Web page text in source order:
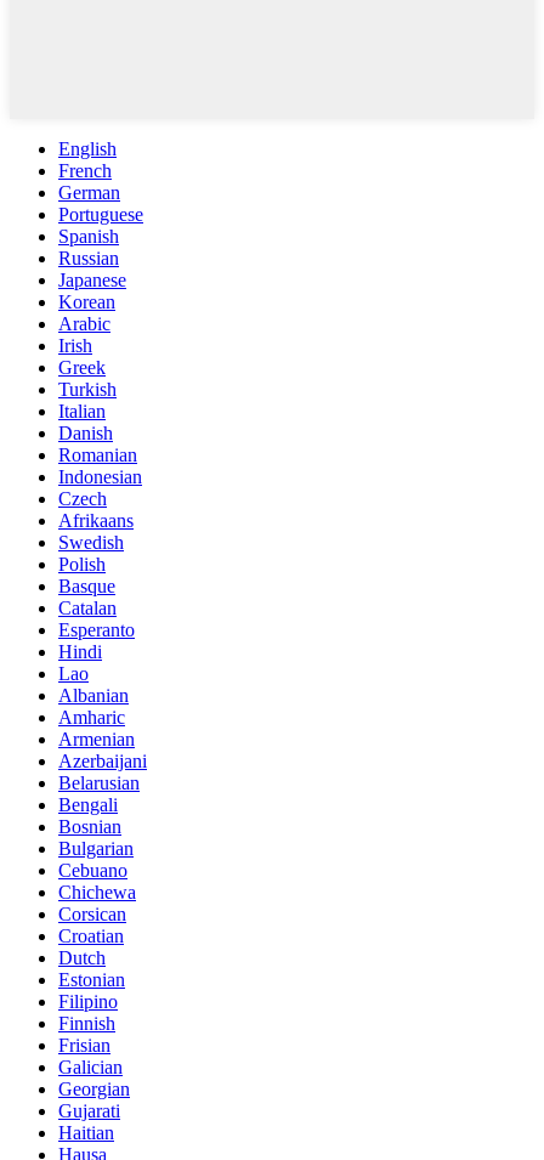
English
French
German
Portuguese
Spanish
Russian
Japanese
Korean
Arabic
Irish
Greek
Turkish
Italian
Danish
Romanian
Indonesian
Czech
Afrikaans
Swedish
Polish
Basque
Catalan
Esperanto
Hindi
Lao
Albanian
Amharic
Armenian
Azerbaijani
Belarusian
Bengali
Bosnian
Bulgarian
Cebuano
Chichewa
Corsican
Croatian
Dutch
Estonian
Filipino
Finnish
Frisian
Galician
Georgian
Gujarati
Haitian
Hausa